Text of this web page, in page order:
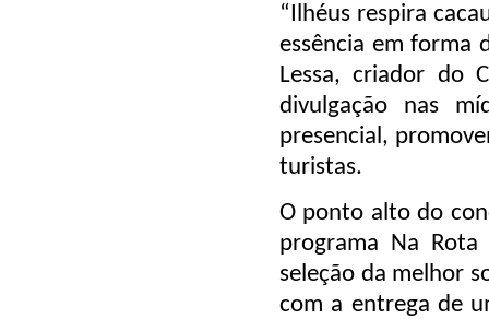
“Ilhéus respira
essência em forma
Lessa, criador do
divulgação nas
presencial,
turistas.
O ponto alto do
programa Na
seleção da melhor
com a entrega de